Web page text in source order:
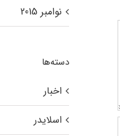
نوامبر 2015
دسته‌ها
اخبار
اسلایدر